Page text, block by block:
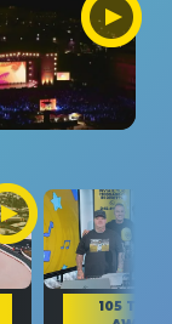
105 TAKE